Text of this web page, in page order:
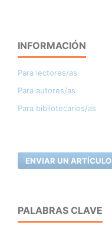
INFORMACIÓN
Para lectores/as
Para autores/as
Para bibliotecarios/as
ENVIAR UN ARTÍCULO
PALABRAS CLAVE